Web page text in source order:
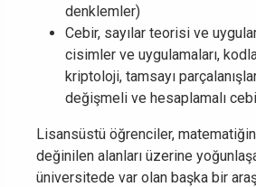
denklemler)
Cebir, sayılar teorisi ve
cisimler ve uygulamaları,
kriptoloji, tamsayı
değişmeli ve hesaplamalı
Lisansüstü öğrenciler, matematiğin
değinilen alanları üzerine
üniversitede var olan başka bir